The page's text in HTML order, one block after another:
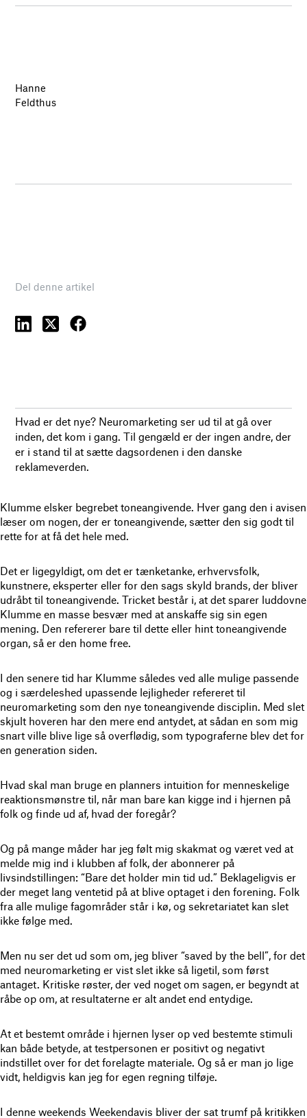
Hanne
Feldthus
Del denne artikel
Hvad er det nye? Neuromarketing ser ud til at gå over
inden, det kom i gang. Til gengæld er der ingen andre, der
er i stand til at sætte dagsordenen i den danske
reklameverden.
Klumme elsker begrebet toneangivende. Hver gang den i avisen
læser om nogen, der er toneangivende, sætter den sig godt til
rette for at få det hele med.
Det er ligegyldigt, om det er tænketanke, erhvervsfolk,
kunstnere, eksperter eller for den sags skyld brands, der bliver
udråbt til toneangivende. Tricket består i, at det sparer luddovne
Klumme en masse besvær med at anskaffe sig sin egen
mening. Den refererer bare til dette eller hint toneangivende
organ, så er den home free.
I den senere tid har Klumme således ved alle mulige passende
og i særdeleshed upassende lejligheder refereret til
neuromarketing som den nye toneangivende disciplin. Med slet
skjult hoveren har den mere end antydet, at sådan en som mig
snart ville blive lige så overflødig, som typograferne blev det for
en generation siden.
Hvad skal man bruge en planners intuition for menneskelige
reaktionsmønstre til, når man bare kan kigge ind i hjernen på
folk og finde ud af, hvad der foregår?
Og på mange måder har jeg følt mig skakmat og været ved at
melde mig ind i klubben af folk, der abonnerer på
livsindstillingen: “Bare det holder min tid ud.” Beklageligvis er
der meget lang ventetid på at blive optaget i den forening. Folk
fra alle mulige fagområder står i kø, og sekretariatet kan slet
ikke følge med.
Men nu ser det ud som om, jeg bliver “saved by the bell”, for det
med neuromarketing er vist slet ikke så ligetil, som først
antaget. Kritiske røster, der ved noget om sagen, er begyndt at
råbe op om, at resultaterne er alt andet end entydige.
At et bestemt område i hjernen lyser op ved bestemte stimuli
kan både betyde, at testpersonen er positivt og negativt
indstillet over for det forelagte materiale. Og så er man jo lige
vidt, heldigvis kan jeg for egen regning tilføje.
I denne weekends Weekendavis bliver der sat trumf på kritikken